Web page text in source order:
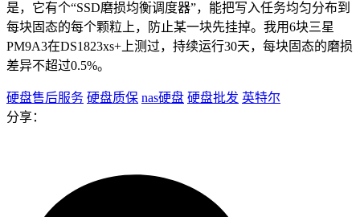
是，它有个“SSD磨损均衡调度器”，能把写入任务均匀分布到
每块固态的每个颗粒上，防止某一块先挂掉。我用6块三星
PM9A3在DS1823xs+上测过，持续运行30天，每块固态的磨损
差异不超过0.5%。
硬盘售后服务 硬盘质保 nas硬盘 硬盘批发 英特尔
分享：